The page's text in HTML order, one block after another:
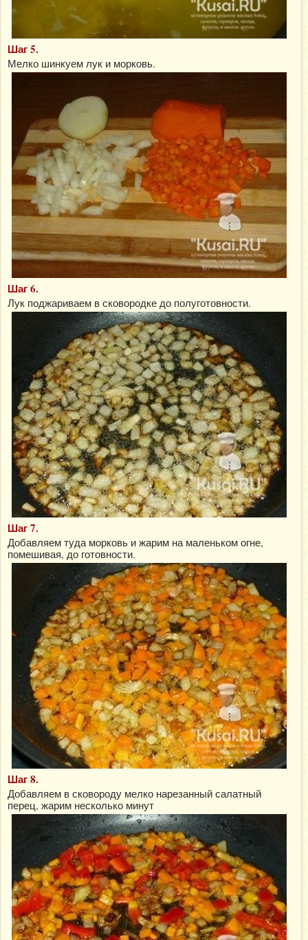
Шаг 5.
Мелко шинкуем лук и морковь.
Шаг 6.
Лук поджариваем в сковородке до полуготовности.
Шаг 7.
Добавляем туда морковь и жарим на маленьком огне,
помешивая, до готовности.
Шаг 8.
Добавляем в сковороду мелко нарезанный салатный
перец, жарим несколько минут